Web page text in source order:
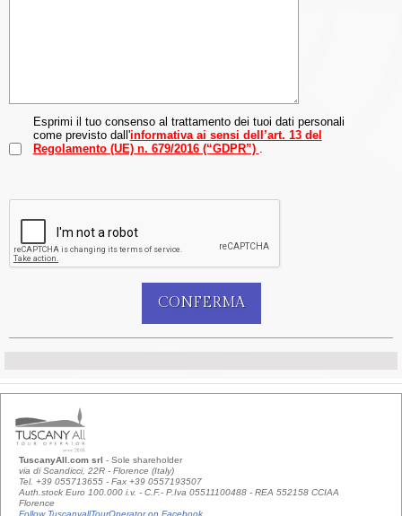
Esprimi il tuo consenso al trattamento dei tuoi dati personali
come previsto dall'informativa ai sensi dell’art. 13 del
Regolamento (UE) n. 679/2016 (“GDPR”)
TuscanyAll.com srl - Sole shareholder
via di Scandicci, 22R - Florence (Italy)
Tel. +39 055713655 - Fax +39 0557193507
Auth.stock Euro 100.000 i.v. - C.F.- P.Iva 05511100488 - REA 552158 CCIAA
Florence
Follow TuscanyallTourOperator on Facebook